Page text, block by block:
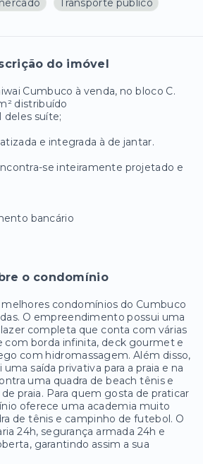
Transporte público
do imóvel
Cumbuco à venda, no bloco C.
distribuído
deles suíte;
e integrada à de jantar.
se inteiramente projetado e
bancário
o condomínio
melhores condomínios do Cumbuco
O empreendimento possui uma
completa que conta com várias
com borda infinita, deck gourmet e
com hidromassagem. Além disso,
saída privativa para a praia e na
uma quadra de beach tênis e
praia. Para quem gosta de praticar
oferece uma academia muito
de tênis e campinho de futebol. O
24h, segurança armada 24h e
garantindo assim a sua